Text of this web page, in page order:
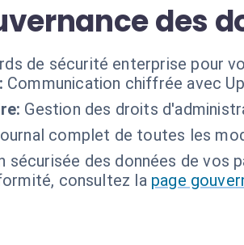
des
de sécurité enterprise pour
Communication chiffrée avec
Gestion des droits
complet de toutes les
sécurisée des données de vos
consultez la page